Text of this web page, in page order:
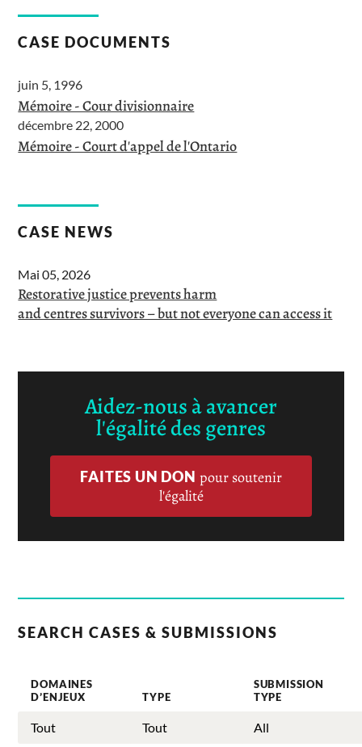
CASE DOCUMENTS
juin 5, 1996
Mémoire - Cour divisionnaire
décembre 22, 2000
Mémoire - Court d'appel de l'Ontario
CASE NEWS
Mai 05, 2026
Restorative justice prevents harm
and centres survivors – but not everyone can access it
Aidez-nous à avancer
l'égalité des genres
FAITES UN DON pour soutenir
l'égalité
SEARCH CASES & SUBMISSIONS
DOMAINES
D’ENJEUX
TYPE
SUBMISSION
TYPE